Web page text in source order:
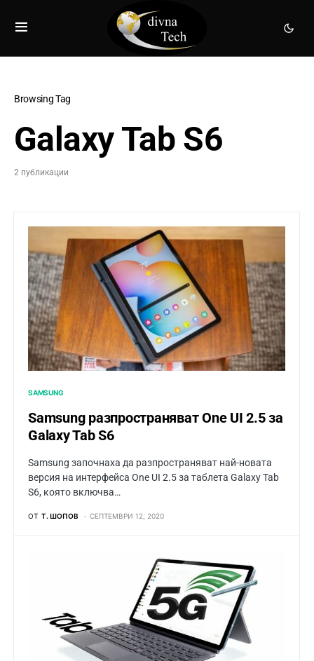
Browsing Tag
Galaxy Tab S6
2 публикации
SAMSUNG
Samsung разпространяват One UI 2.5 за
Galaxy Tab S6
Samsung започнаха да разпространяват най-новата
версия на интерфейса One UI 2.5 за таблета Galaxy Tab
S6, която включва…
ОТ Т. ШОПОВ СЕПТЕМВРИ 12, 2020